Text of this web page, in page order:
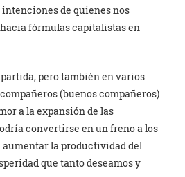
de quienes nos
fórmulas capitalistas en
pero también en varios
(buenos compañeros)
a la expansión de las
convertirse en un freno a los
la productividad del
que tanto deseamos y